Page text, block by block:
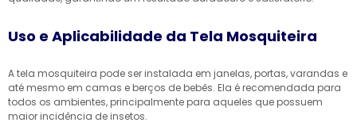
Uso e Aplicabilidade da Tela Mosquiteira
A tela mosquiteira pode ser instalada em janelas, portas, varandas e
até mesmo em camas e berços de bebês. Ela é recomendada para
todos os ambientes, principalmente para aqueles que possuem
maior incidência de insetos.